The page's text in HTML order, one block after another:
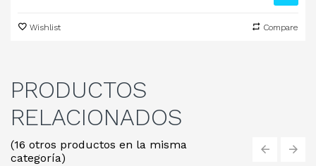
Wishlist Compare
PRODUCTOS
RELACIONADOS
(16 otros productos en la misma
categoría)